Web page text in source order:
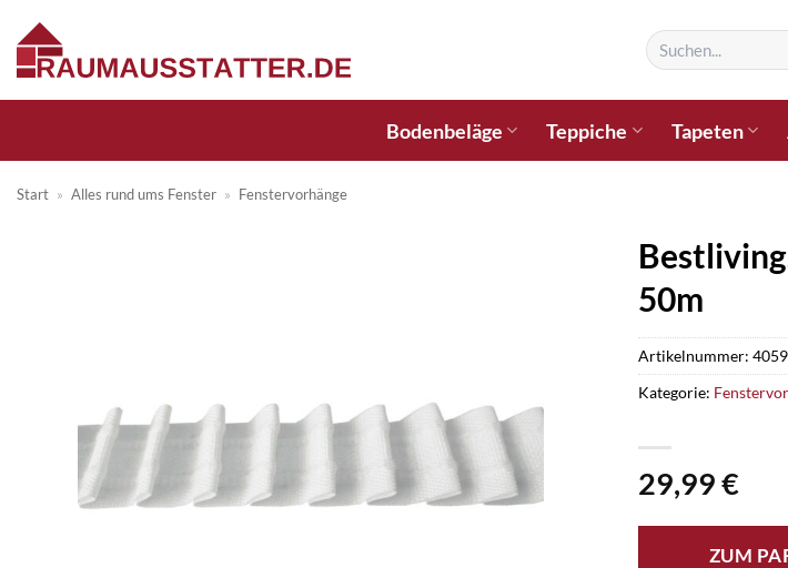
Inhalt
springen
Suchen
nach:
Bodenbeläge Teppiche Tapeten
Start » Alles rund ums Fenster » Fenstervorhänge
50m
29,99€
ZUM
Artikelnummer:
Kategorie: